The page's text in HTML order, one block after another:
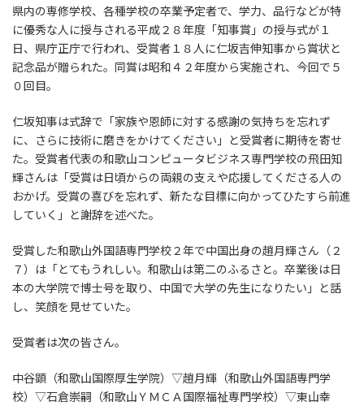
県内の専修学校、各種学校の卒業予定者で、学力、品行などが特
に優秀な人に授与される平成２８年度「知事賞」の授与式が１
日、県庁正庁で行われ、受賞者１８人に仁坂吉伸知事から賞状と
記念品が贈られた。同賞は昭和４２年度から実施され、今回で５
０回目。
仁坂知事は式辞で「家族や恩師に対する感謝の気持ちを忘れず
に、さらに技術に磨きをかけてください」と受賞者に期待を寄せ
た。受賞者代表の和歌山コンピュータビジネス専門学校の飛田知
輝さんは「受賞は日頃からの両親の支えや応援してくださる人の
おかげ。受賞の喜びを忘れず、新たな目標に向かってひたすら前進
していく」と謝辞を述べた。
受賞した和歌山外国語専門学校２年で中国出身の趙月輝さん（２
７）は「とてもうれしい。和歌山は第二のふるさと。卒業後は日
本の大学院で博士号を取り、中国で大学の先生になりたい」と話
し、笑顔を見せていた。
受賞者は次の皆さん。
中谷顕（和歌山国際厚生学院）▽趙月輝（和歌山外国語専門学
校）▽石倉崇嗣（和歌山ＹＭＣＡ国際福祉専門学校）▽東山幸